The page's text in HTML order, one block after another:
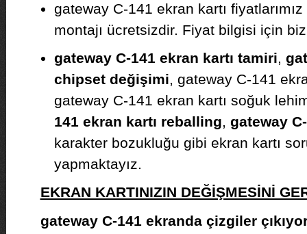
gateway C-141 ekran kartı
montajı ücretsizdir. Fiyat bilgisi için
gateway C-141 ekran kartı tamiri,
chipset değişimi, gateway C-141
gateway C-141 ekran kartı soğuk
141 ekran kartı reballing, gateway
karakter bozukluğu gibi ekran kartı
yapmaktayız.
EKRAN KARTINIZIN DEĞİŞMESİNİ
gateway C-141 ekranda çizgiler